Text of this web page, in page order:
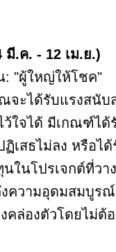
มี.ค. - 12 เม.ย.)
: "ผู้ใหญ่ให้โชค"
จะได้รับแรงสนั
ใจได้ มีเกณฑ์ได้
ฏิเสธไม่ลง หรือได้
ในโปรเจกต์ที่วา
ความอุดมสมบูร
คล่องตัวโดยไม่ต้อ